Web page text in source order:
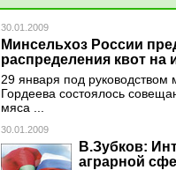
30.01.2009
Минсельхоз России
распределения квот на
29 января под руководством
Гордеева состоялось
мяса ...
30.01.2009
В.Зубков:
аграрной